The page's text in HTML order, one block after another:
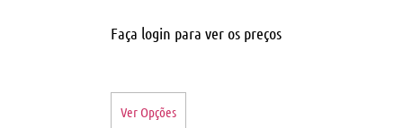
Faça login para ver os preços
Ver Opções